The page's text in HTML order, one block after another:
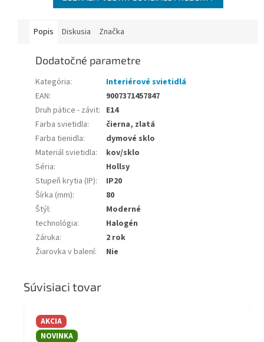
Popis Diskusia Značka
Dodatočné parametre
Kategória:
Interiérové svietidlá
EAN:
9007371457847
Druh pätice - závit: E14
Farba svietidla:
čierna, zlatá
Farba tienidla:
dymové sklo
Materiál svietidla:
kov/sklo
Séria:
Hollsy
Stupeň krytia (IP):
IP20
Šírka (mm):
80
Štýl:
Moderné
technológia:
Halogén
Záruka:
2 rok
Žiarovka v balení: Nie
Súvisiaci tovar
AKCIA
NOVINKA